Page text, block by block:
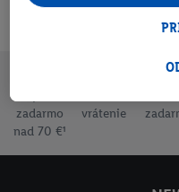
zadarmo
nad 70 €¹
vrátenie
aj údaje z vášho nákupného
následne si vytvoríte účet
tiež vytvoriť špeciálny
ktorú tam uvediete, aby sme
prevádzkovaných tretími